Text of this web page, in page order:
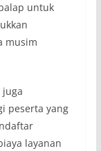
untuk
musim
juga
peserta yang
layanan